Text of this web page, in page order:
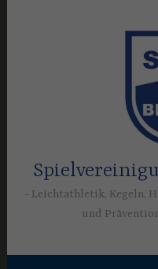
Leichtathletik, Kegeln,
und